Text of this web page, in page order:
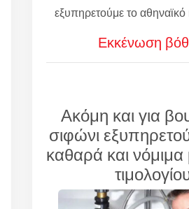
εξυπηρετούμε το αθηναϊκό
Εκκένωση
Ακόμη και για
σιφώνι
καθαρά και